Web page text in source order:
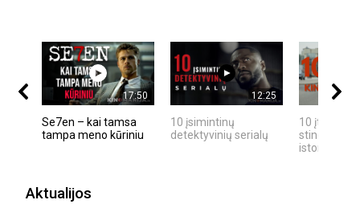
17:50
Se7en – kai tamsa
tampa meno kūriniu
12:25
10 įsimintinų
detektyvinių serialų
10 įtemptų,
stingdančių
istorijų
Aktualijos